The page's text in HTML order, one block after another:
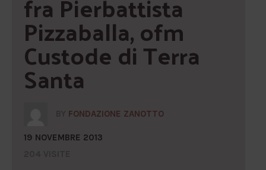
Pizzaballa, ofm
Custode di Terra
Santa
FONDAZIONE ZANOTTO
19 NOVEMBRE 2013